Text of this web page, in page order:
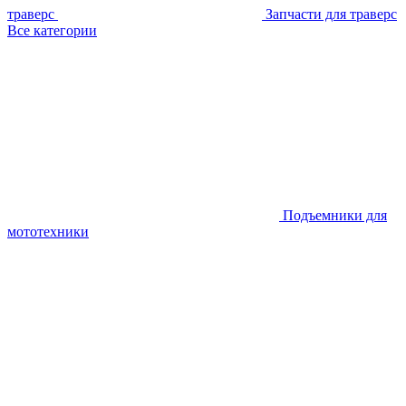
траверс
Запчасти для траверс
Все категории
Подъемники для
мототехники